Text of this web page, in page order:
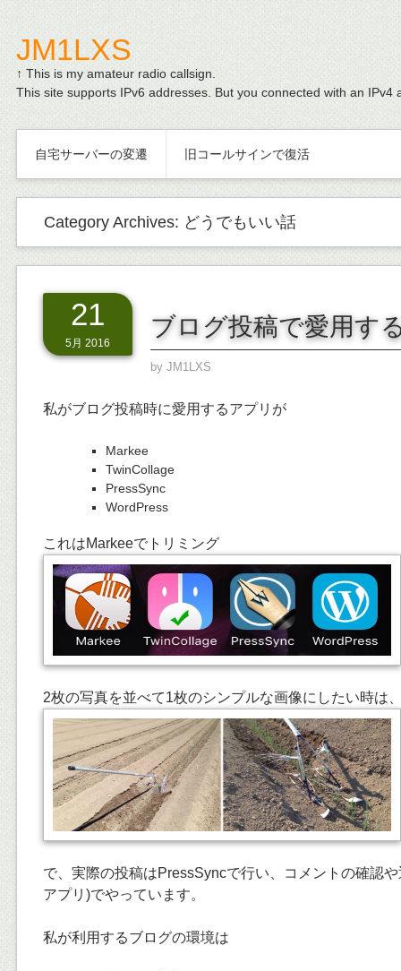
JM1LXS
↑ This is my amateur radio callsign.
This site supports IPv6 addresses. But you connected with an
自宅サーバーの変遷 旧コールサインで復活
Category Archives: どうでもいい話
21
5月 2016
ブログ投稿で愛用す
by JM1LXS
私がブログ投稿時に愛用するアプリが
Markee
TwinCollage
PressSync
WordPress
これはMarkeeでトリミング
2枚の写真を並べて1枚のシンプルな画像にしたい時は
で、実際の投稿はPressSyncで行い、コメントの確認
アプリ)でやっています。
私が利用するブログの環境は